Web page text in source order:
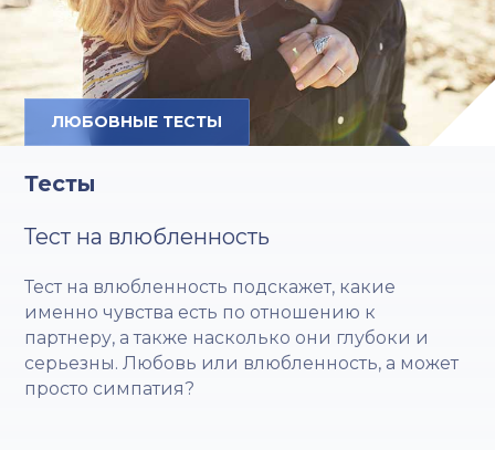
ЛЮБОВНЫЕ ТЕСТЫ
Тесты
Тест на влюбленность
Тест на влюбленность подскажет, какие
именно чувства есть по отношению к
партнеру, а также насколько они глубоки и
серьезны. Любовь или влюбленность, а может
просто симпатия?